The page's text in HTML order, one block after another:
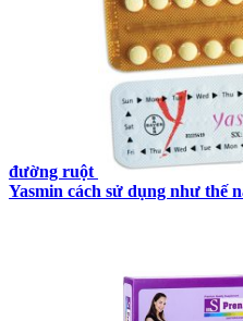
đường ruột
Yasmin cách sử dụng như thế